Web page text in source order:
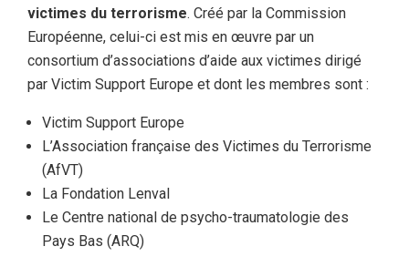
victimes du terrorisme. Créé par la Commission
Européenne, celui-ci est mis en œuvre par un
consortium d’associations d’aide aux victimes dirigé
par Victim Support Europe et dont les membres sont :
Victim Support Europe
L’Association française des Victimes du Terrorisme
(AfVT)
La Fondation Lenval
Le Centre national de psycho-traumatologie des
Pays Bas (ARQ)